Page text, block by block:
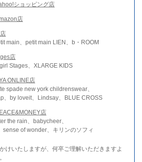
ショッピング店
店
main、petit main LIEN、b・ROOM
店
Stages、XLARGE KIDS
ONLINE店
spade new york childrenswear、
、by loveit、Lindsay、BLUE CROSS
店
the rain、babycheer、
of wonder、キリンのソフィ
けいたしますが、何卒ご理解いただきますよ